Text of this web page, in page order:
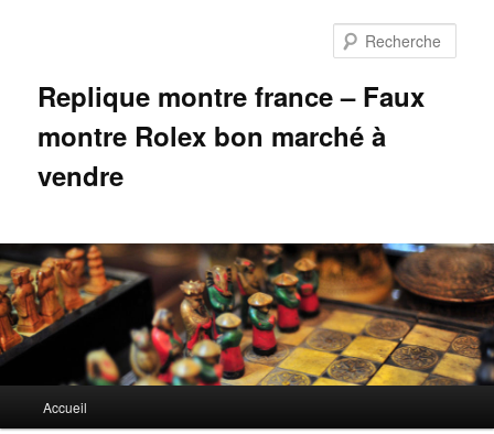
Replique montre france – Faux
montre Rolex bon marché à
vendre
principal
Accueil